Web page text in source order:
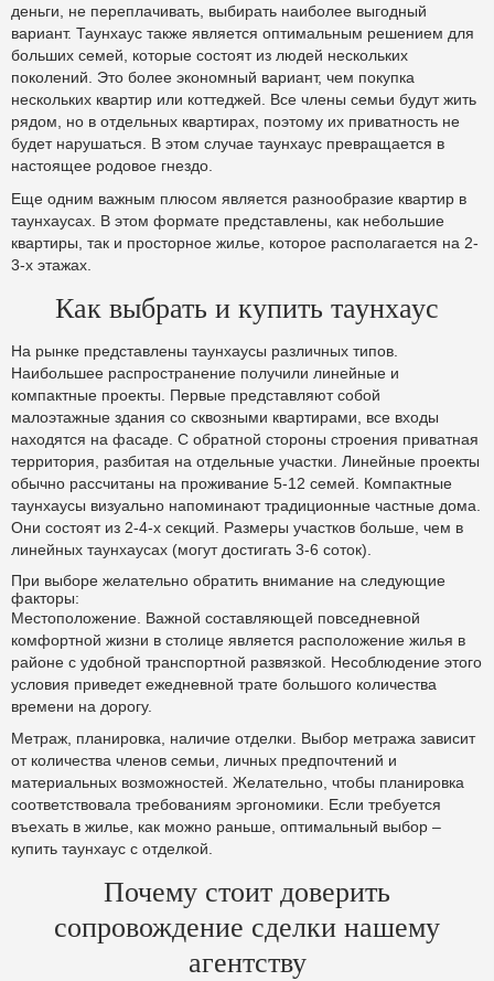
деньги, не переплачивать, выбирать наиболее выгодный
вариант. Таунхаус также является оптимальным решением для
больших семей, которые состоят из людей нескольких
поколений. Это более экономный вариант, чем покупка
нескольких квартир или коттеджей. Все члены семьи будут жить
рядом, но в отдельных квартирах, поэтому их приватность не
будет нарушаться. В этом случае таунхаус превращается в
настоящее родовое гнездо.
Еще одним важным плюсом является разнообразие квартир в
таунхаусах. В этом формате представлены, как небольшие
квартиры, так и просторное жилье, которое располагается на 2-
3-х этажах.
Как выбрать и купить таунхаус
На рынке представлены таунхаусы различных типов.
Наибольшее распространение получили линейные и
компактные проекты. Первые представляют собой
малоэтажные здания со сквозными квартирами, все входы
находятся на фасаде. С обратной стороны строения приватная
территория, разбитая на отдельные участки. Линейные проекты
обычно рассчитаны на проживание 5-12 семей. Компактные
таунхаусы визуально напоминают традиционные частные дома.
Они состоят из 2-4-х секций. Размеры участков больше, чем в
линейных таунхаусах (могут достигать 3-6 соток).
При выборе желательно обратить внимание на следующие
факторы:
Местоположение. Важной составляющей повседневной
комфортной жизни в столице является расположение жилья в
районе с удобной транспортной развязкой. Несоблюдение этого
условия приведет ежедневной трате большого количества
времени на дорогу.
Метраж, планировка, наличие отделки. Выбор метража зависит
от количества членов семьи, личных предпочтений и
материальных возможностей. Желательно, чтобы планировка
соответствовала требованиям эргономики. Если требуется
въехать в жилье, как можно раньше, оптимальный выбор –
купить таунхаус с отделкой.
Почему стоит доверить
сопровождение сделки нашему
агентству